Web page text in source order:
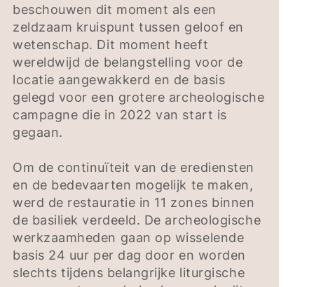
beschouwen dit moment als een
zeldzaam kruispunt tussen geloof en
wetenschap. Dit moment heeft
wereldwijd de belangstelling voor de
locatie aangewakkerd en de basis
gelegd voor een grotere archeologische
campagne die in 2022 van start is
gegaan.
Om de continuïteit van de erediensten
en de bedevaarten mogelijk te maken,
werd de restauratie in 11 zones binnen
de basiliek verdeeld. De archeologische
werkzaamheden gaan op wisselende
basis 24 uur per dag door en worden
slechts tijdens belangrijke liturgische